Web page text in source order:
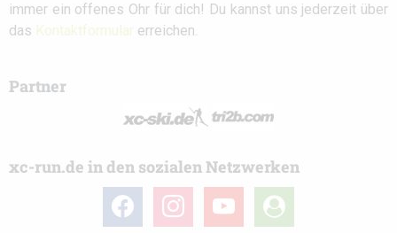
immer ein offenes Ohr für dich! Du kannst uns jederzeit über
das Kontaktformular erreichen.
Partner
xc-run.de in den sozialen Netzwerken
facebook instagramyoutube
user-
circle